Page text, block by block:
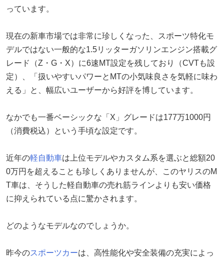
っています。
現在の新車市場では非常に珍しくなった、スポーツ特化モ
デルではない一般的な1.5リッターガソリンエンジン搭載グ
レード（Z・G・X）に6速MT設定を残しており（CVTも設
定）、「扱いやすいパワーとMTの小気味良さを気軽に味わ
える」と、幅広いユーザーから好評を博しています。
なかでも一番ベーシックな「X」グレードは177万1000円
（消費税込）という手頃な設定です。
近年の軽自動車は上位モデルやカスタム系を選ぶと総額20
0万円を超えることも珍しくありませんが、このヤリスのM
T車は、そうした軽自動車の売れ筋ラインよりも安い価格
に抑えられている点に驚かされます。
どのようなモデルなのでしょうか。
昨今のスポーツカーは、高性能化や安全装備の充実によっ